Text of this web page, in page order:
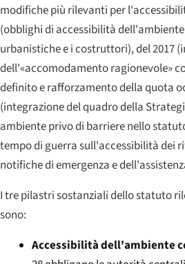
modifiche più rilevanti per
(obblighi di accessibilità
urbanistiche e i costruttori), del 2017
dell'«accomodamento ragionevole»
definito e rafforzamento della quota
(integrazione del quadro della
ambiente privo di barriere nello
tempo di guerra sull'accessibilità dei
notifiche di emergenza e
I tre pilastri sostanziali dello statuto
sono:
Accessibilità dell'ambiente